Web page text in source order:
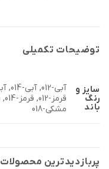
توضیحات تکمیلی
سایز و
رنگ
باند
مشکی-018
پربازدید‌ترین محصولات